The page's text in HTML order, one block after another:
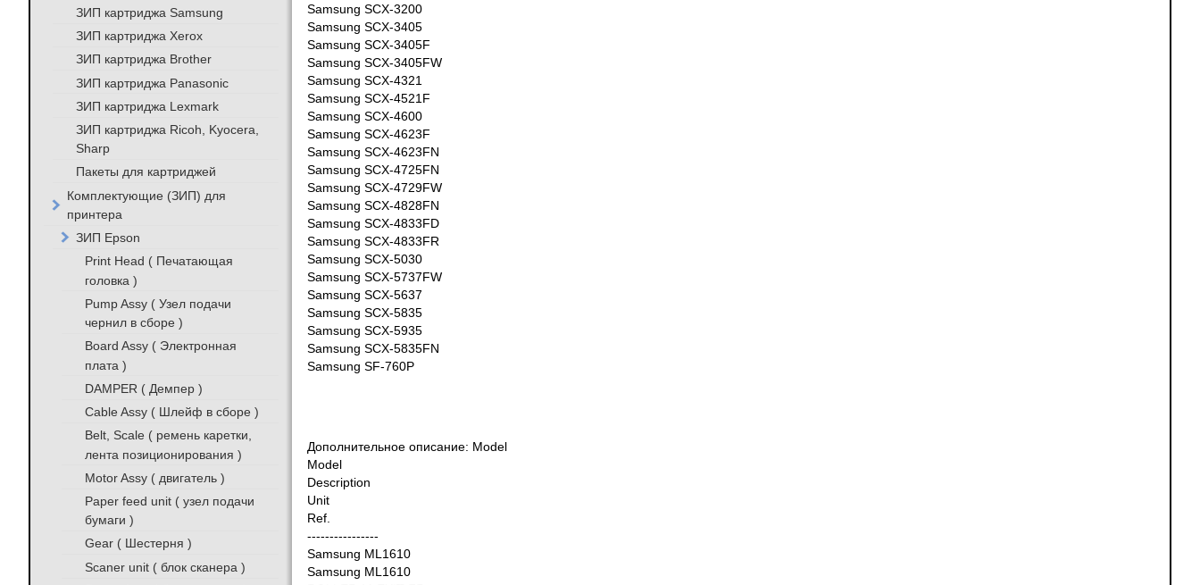
Samsung SCX-3200
Samsung SCX-3405
Samsung SCX-3405F
Samsung SCX-3405FW
Samsung SCX-4321
Samsung SCX-4521F
Samsung SCX-4600
Samsung SCX-4623F
Samsung SCX-4623FN
Samsung SCX-4725FN
Samsung SCX-4729FW
Samsung SCX-4828FN
Samsung SCX-4833FD
Samsung SCX-4833FR
Samsung SCX-5030
Samsung SCX-5737FW
Samsung SCX-5637
Samsung SCX-5835
Samsung SCX-5935
Samsung SCX-5835FN
Samsung SF-760P
Дополнительное описание: Model
Model
Description
Unit
Ref.
----------------
Samsung ML1610
Samsung ML1610
ЗИП картриджа Samsung
ЗИП картриджа Xerox
ЗИП картриджа Brother
ЗИП картриджа Panasonic
ЗИП картриджа Lexmark
ЗИП картриджа Ricoh, Kyocera,
Sharp
Пакеты для картриджей
Комплектующие (ЗИП) для
принтера
ЗИП Epson
Print Head ( Печатающая
головка )
Pump Assy ( Узел подачи
чернил в сборе )
Board Assy ( Электронная
плата )
DAMPER ( Демпер )
Cable Assy ( Шлейф в сборе )
Belt, Scale ( ремень каретки,
лента позиционирования )
Motor Assy ( двигатель )
Paper feed unit ( узел подачи
бумаги )
Gear ( Шестерня )
Scaner unit ( блок сканера )